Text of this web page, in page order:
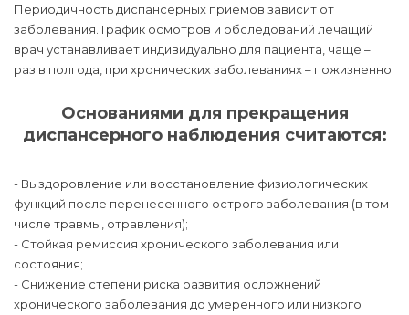
Периодичность диспансерных приемов зависит от
заболевания. График осмотров и обследований лечащий
врач устанавливает индивидуально для пациента, чаще –
раз в полгода, при хронических заболеваниях – пожизненно.
Основаниями для прекращения
диспансерного наблюдения считаются:
- Выздоровление или восстановление физиологических
функций после перенесенного острого заболевания (в том
числе травмы, отравления);
- Стойкая ремиссия хронического заболевания или
состояния;
- Снижение степени риска развития осложнений
хронического заболевания до умеренного или низкого